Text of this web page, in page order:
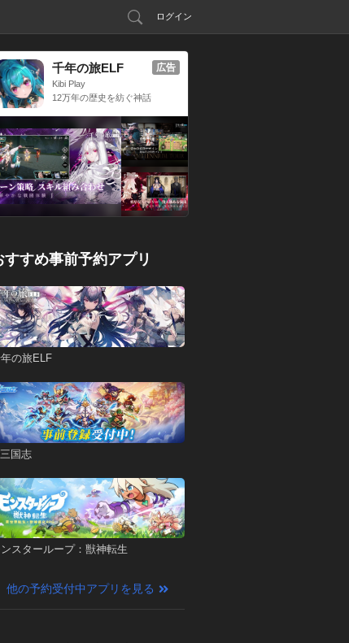
ログイン
千年の旅ELF
Kibi Play
12万年の歴史を紡ぐ神話
広告
すすめ事前予約アプリ
の旅ELF
国志
スターループ：獣神転生
他の予約受付中アプリを見る